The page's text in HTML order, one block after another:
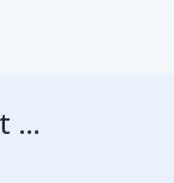
Fort Lauderdale Fort Lauderdale–Hollywood Intl Airport